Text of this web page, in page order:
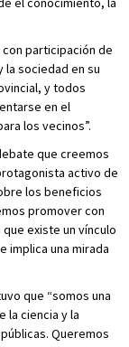
participación de
sociedad en su
y todos
en el
los vecinos”.
que creemos
activo de
los beneficios
promover con
existe un vínculo
implica una mirada
que “somos una
la ciencia y la
Queremos